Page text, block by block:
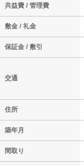
共益費 / 管理費
敷金 / 礼金
保証金 / 敷引
交通
住所
築年月
間取り